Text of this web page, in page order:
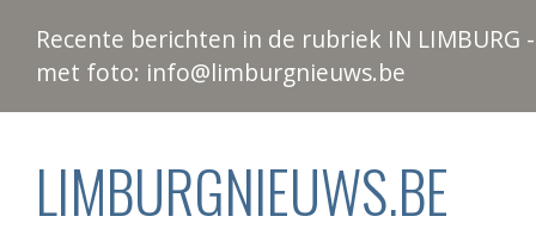
Recente berichten in de rubriek IN
met foto: info@limburgnieuws.be
LIMBURGNIEUWS.BE